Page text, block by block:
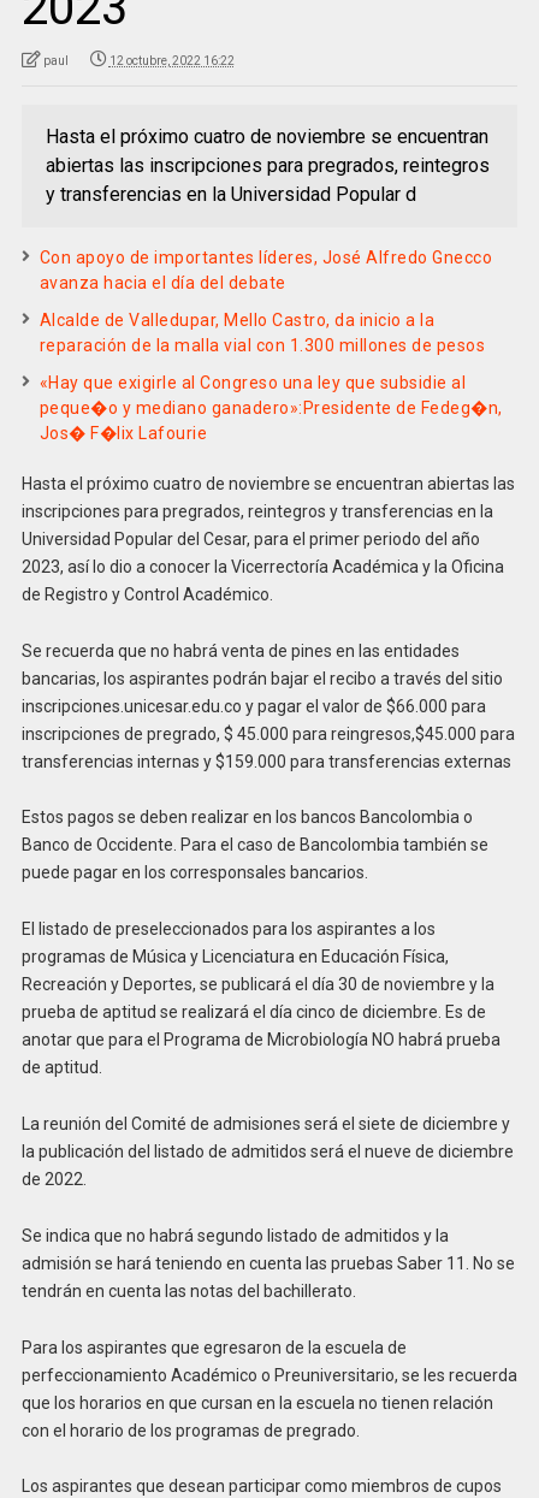
paul 12 octubre, 2022 16:22
Hasta el próximo cuatro de noviembre se encuentran
abiertas las inscripciones para pregrados, reintegros
y transferencias en la Universidad Popular d
Con apoyo de importantes líderes, José Alfredo Gnecco
avanza hacia el día del debate
Alcalde de Valledupar, Mello Castro, da inicio a la
reparación de la malla vial con 1.300 millones de pesos
«Hay que exigirle al Congreso una ley que subsidie al
peque�o y mediano ganadero»:Presidente de Fedeg�n,
Jos� F�lix Lafourie
Hasta el próximo cuatro de noviembre se encuentran abiertas las
inscripciones para pregrados, reintegros y transferencias en la
Universidad Popular del Cesar, para el primer periodo del año
2023, así lo dio a conocer la Vicerrectoría Académica y la Oficina
de Registro y Control Académico.
Se recuerda que no habrá venta de pines en las entidades
bancarias, los aspirantes podrán bajar el recibo a través del sitio
inscripciones.unicesar.edu.co y pagar el valor de $66.000 para
inscripciones de pregrado, $ 45.000 para reingresos,$45.000 para
transferencias internas y $159.000 para transferencias externas
Estos pagos se deben realizar en los bancos Bancolombia o
Banco de Occidente. Para el caso de Bancolombia también se
puede pagar en los corresponsales bancarios.
El listado de preseleccionados para los aspirantes a los
programas de Música y Licenciatura en Educación Física,
Recreación y Deportes, se publicará el día 30 de noviembre y la
prueba de aptitud se realizará el día cinco de diciembre. Es de
anotar que para el Programa de Microbiología NO habrá prueba
de aptitud.
La reunión del Comité de admisiones será el siete de diciembre y
la publicación del listado de admitidos será el nueve de diciembre
de 2022.
Se indica que no habrá segundo listado de admitidos y la
admisión se hará teniendo en cuenta las pruebas Saber 11. No se
tendrán en cuenta las notas del bachillerato.
Para los aspirantes que egresaron de la escuela de
perfeccionamiento Académico o Preuniversitario, se les recuerda
que los horarios en que cursan en la escuela no tienen relación
con el horario de los programas de pregrado.
Los aspirantes que desean participar como miembros de cupos